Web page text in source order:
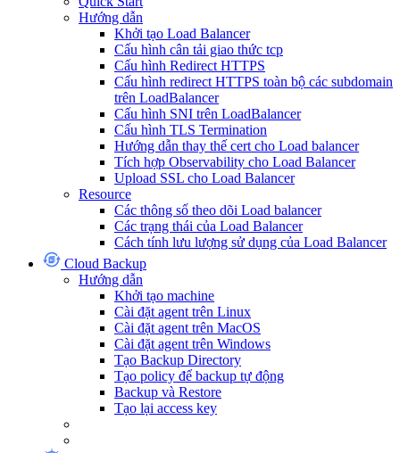
Hướng dẫn
Khởi tạo Load Balancer
Cấu hình cân tải giao thức tcp
Cấu hình Redirect HTTPS
Cấu hình redirect HTTPS toàn bộ các subdomain
trên LoadBalancer
Cấu hình SNI trên LoadBalancer
Cấu hình TLS Termination
Hướng dẫn thay thế cert cho Load balancer
Tích hợp Observability cho Load Balancer
Upload SSL cho Load Balancer
Resource
Các thông số theo dõi Load balancer
Các trạng thái của Load Balancer
Cách tính lưu lượng sử dụng của Load Balancer
Cloud Backup
Hướng dẫn
Khởi tạo machine
Cài đặt agent trên Linux
Cài đặt agent trên MacOS
Cài đặt agent trên Windows
Tạo Backup Directory
Tạo policy để backup tự động
Backup và Restore
Tạo lại access key